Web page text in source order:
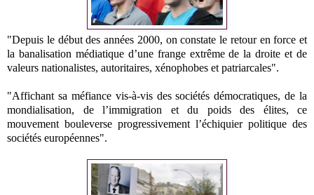
"Depuis le début des années 2000, on constate le retour en force et
la banalisation médiatique d’une frange extrême de la droite et de
valeurs nationalistes, autoritaires, xénophobes et patriarcales".
"Affichant sa méfiance vis-à-vis des sociétés démocratiques, de la
mondialisation, de l’immigration et du poids des élites, ce
mouvement bouleverse progressivement l’échiquier politique des
sociétés européennes".